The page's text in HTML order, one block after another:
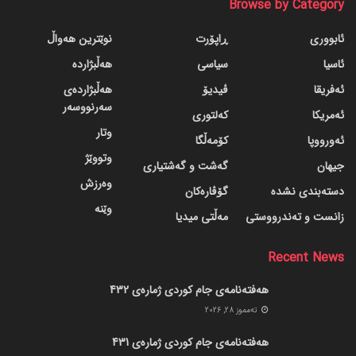
Browse by Category
ئابووری
ئاسیا
ئەفریقا
ئەمریکا
ئەورووپا
جیهان
دسته‌بندی نشده
زانست و تەندرووستی
ڕاپۆرت
سیاسی
ڤیدیۆ
کەلتوری
کۆمەڵگا
گه‌شت و گه‌شتیاری
گۆڤاره‌کان
مەڵتی میدیا
نوێترین هەواڵ
هەڵبژاردە
هەڵبژاردەی
سەرنووسەر
وتار
وتووێژ
وەرزش
وێنە
Recent News
هەفتەنامەی جام کوردی ژمارەی 432
ته‌مموز 28, 2026
هەفتەنامەی جام کوردی ژمارەی 431